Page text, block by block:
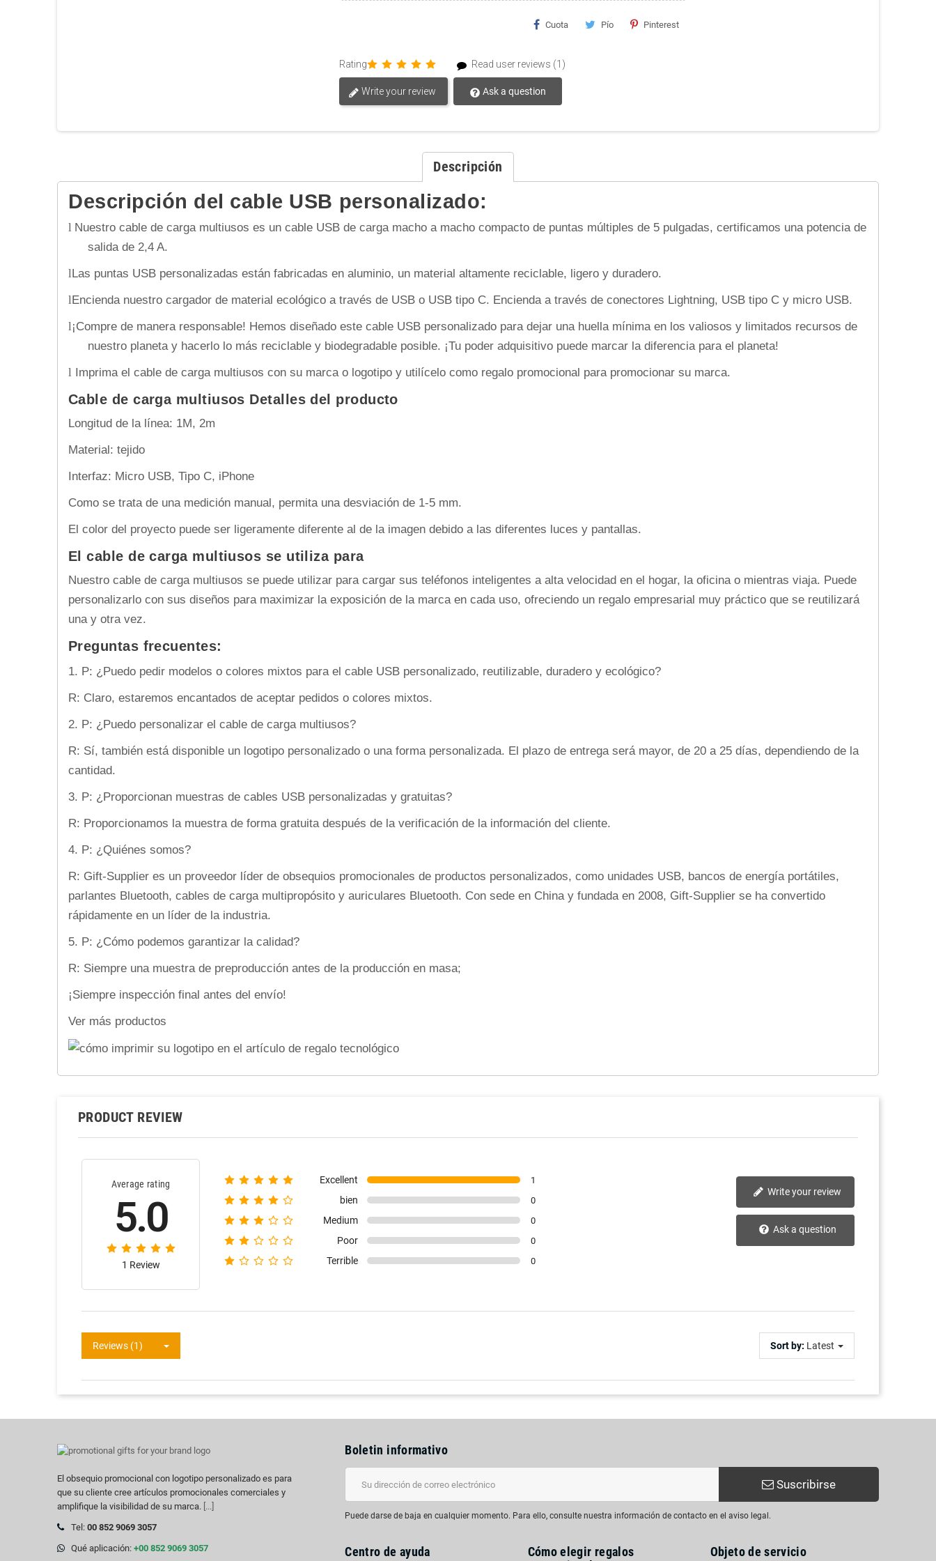
Cuota Pío Pinterest
Rating Read user reviews (1)
Write your review Ask a question
Descripción
Descripción del cable USB personalizado:
l Nuestro cable de carga multiusos es un cable USB de carga macho a macho compacto de puntas múltiples de 5 pulgadas, certificamos una potencia de
salida de 2,4 A.
lLas puntas USB personalizadas están fabricadas en aluminio, un material altamente reciclable, ligero y duradero.
lEncienda nuestro cargador de material ecológico a través de USB o USB tipo C. Encienda a través de conectores Lightning, USB tipo C y micro USB.
l¡Compre de manera responsable! Hemos diseñado este cable USB personalizado para dejar una huella mínima en los valiosos y limitados recursos de
nuestro planeta y hacerlo lo más reciclable y biodegradable posible. ¡Tu poder adquisitivo puede marcar la diferencia para el planeta!
l Imprima el cable de carga multiusos con su marca o logotipo y utilícelo como regalo promocional para promocionar su marca.
Cable de carga multiusos Detalles del producto
Longitud de la línea: 1M, 2m
Material: tejido
Interfaz: Micro USB, Tipo C, iPhone
Como se trata de una medición manual, permita una desviación de 1-5 mm.
El color del proyecto puede ser ligeramente diferente al de la imagen debido a las diferentes luces y pantallas.
El cable de carga multiusos se utiliza para
Nuestro cable de carga multiusos se puede utilizar para cargar sus teléfonos inteligentes a alta velocidad en el hogar, la oficina o mientras viaja. Puede
personalizarlo con sus diseños para maximizar la exposición de la marca en cada uso, ofreciendo un regalo empresarial muy práctico que se reutilizará
una y otra vez.
Preguntas frecuentes:
1. P: ¿Puedo pedir modelos o colores mixtos para el cable USB personalizado, reutilizable, duradero y ecológico?
R: Claro, estaremos encantados de aceptar pedidos o colores mixtos.
2. P: ¿Puedo personalizar el cable de carga multiusos?
R: Sí, también está disponible un logotipo personalizado o una forma personalizada. El plazo de entrega será mayor, de 20 a 25 días, dependiendo de la
cantidad.
3. P: ¿Proporcionan muestras de cables USB personalizadas y gratuitas?
R: Proporcionamos la muestra de forma gratuita después de la verificación de la información del cliente.
4. P: ¿Quiénes somos?
R: Gift-Supplier es un proveedor líder de obsequios promocionales de productos personalizados, como unidades USB, bancos de energía portátiles,
parlantes Bluetooth, cables de carga multipropósito y auriculares Bluetooth. Con sede en China y fundada en 2008, Gift-Supplier se ha convertido
rápidamente en un líder de la industria.
5. P: ¿Cómo podemos garantizar la calidad?
R: Siempre una muestra de preproducción antes de la producción en masa;
¡Siempre inspección final antes del envío!
Ver más productos
PRODUCT REVIEW
Average rating
5.0
1 Review
Excellent 1
bien 0
Medium 0
Poor 0
Terrible 0
Write your review
Ask a question
Reviews (1) Sort by: Latest
El obsequio promocional con logotipo personalizado es para
que su cliente cree artículos promocionales comerciales y
amplifique la visibilidad de su marca. [...]
Tel: 00 852 9069 3057
Qué aplicación: +00 852 9069 3057
Boletin informativo
Suscribirse
Puede darse de baja en cualquier momento. Para ello, consulte nuestra información de contacto en el aviso legal.
Centro de ayuda
Cómo elegir regalos
Objeto de servicio